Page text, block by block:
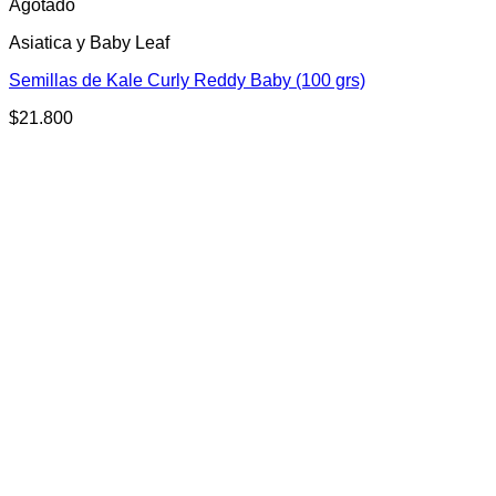
Agotado
Asiatica y Baby Leaf
Semillas de Kale Curly Reddy Baby (100 grs)
$21.800